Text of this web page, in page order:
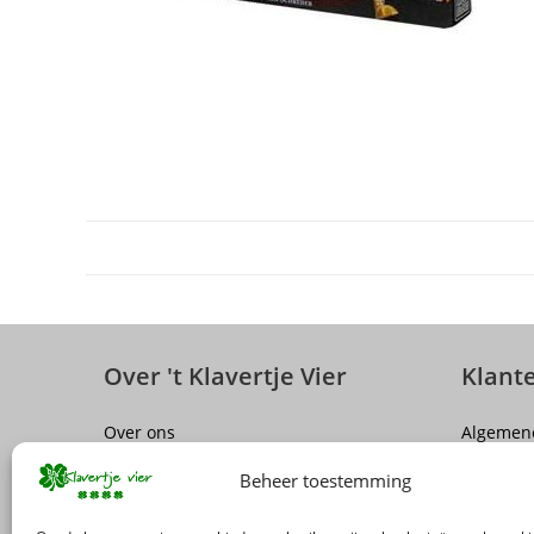
Beheer toestemming
Over 't Klavertje Vier
Over ons
Vacatures